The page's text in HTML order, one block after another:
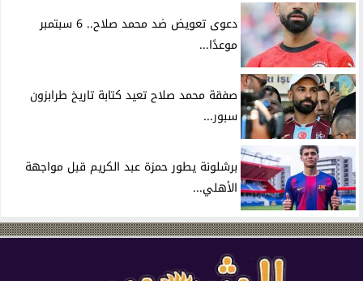
دعوى تعويض ضد محمد صلاح.. 6 سبتمبر
موعدًا...
صفقة محمد صلاح تعيد كتابة تاريخ طرابزون
سبور...
برشلونة يطور حمزة عبد الكريم قبل مواجهة
الأهلي...